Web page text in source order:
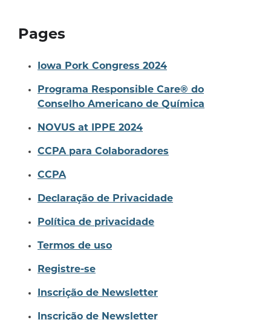
Pages
Iowa Pork Congress 2024
Programa Responsible Care® do
Conselho Americano de Química
NOVUS at IPPE 2024
CCPA para Colaboradores
CCPA
Declaração de Privacidade
Política de privacidade
Termos de uso
Registre-se
Inscrição de Newsletter
Inscrição de Newsletter